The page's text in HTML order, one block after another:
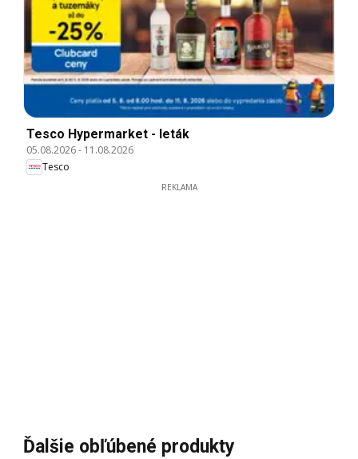
Tesco Hypermarket - leták
05.08.2026- 11.08.2026
Tesco
REKLAMA
Ďalšie obľúbené produkty